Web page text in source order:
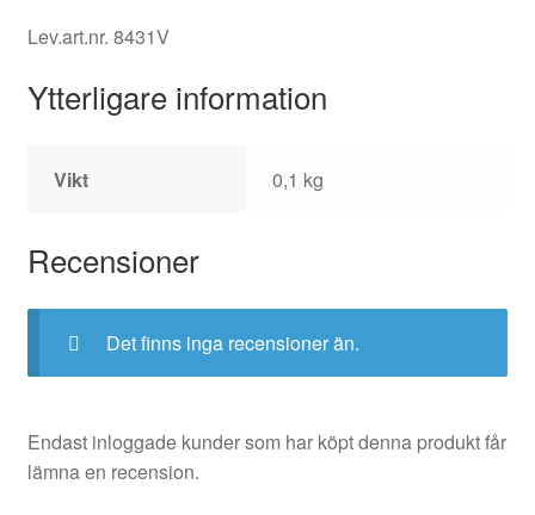
Lev.art.nr. 8431V
Ytterligare information
Vikt 0,1 kg
Recensioner
Det finns inga recensioner än.
Endast inloggade kunder som har köpt denna produkt får
lämna en recension.